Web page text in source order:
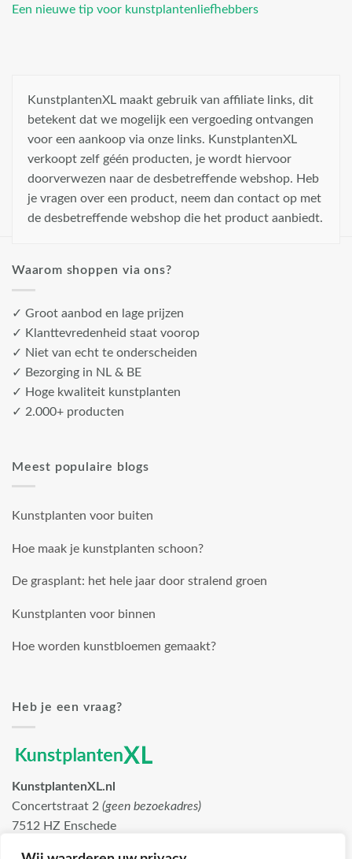
Een nieuwe tip voor kunstplantenliefhebbers
KunstplantenXL maakt gebruik van affiliate links, dit
betekent dat we mogelijk een vergoeding ontvangen
voor een aankoop via onze links. KunstplantenXL
verkoopt zelf géén producten, je wordt hiervoor
doorverwezen naar de desbetreffende webshop. Heb
je vragen over een product, neem dan contact op met
de desbetreffende webshop die het product aanbiedt.
Waarom shoppen via ons?
✓ Groot aanbod en lage prijzen
✓ Klanttevredenheid staat voorop
✓ Niet van echt te onderscheiden
✓ Bezorging in NL & BE
✓ Hoge kwaliteit kunstplanten
✓ 2.000+ producten
Meest populaire blogs
Kunstplanten voor buiten
Hoe maak je kunstplanten schoon?
De grasplant: het hele jaar door stralend groen
Kunstplanten voor binnen
Hoe worden kunstbloemen gemaakt?
Heb je een vraag?
KunstplantenXL.nl
Concertstraat 2 (geen bezoekadres)
7512 HZ Enschede